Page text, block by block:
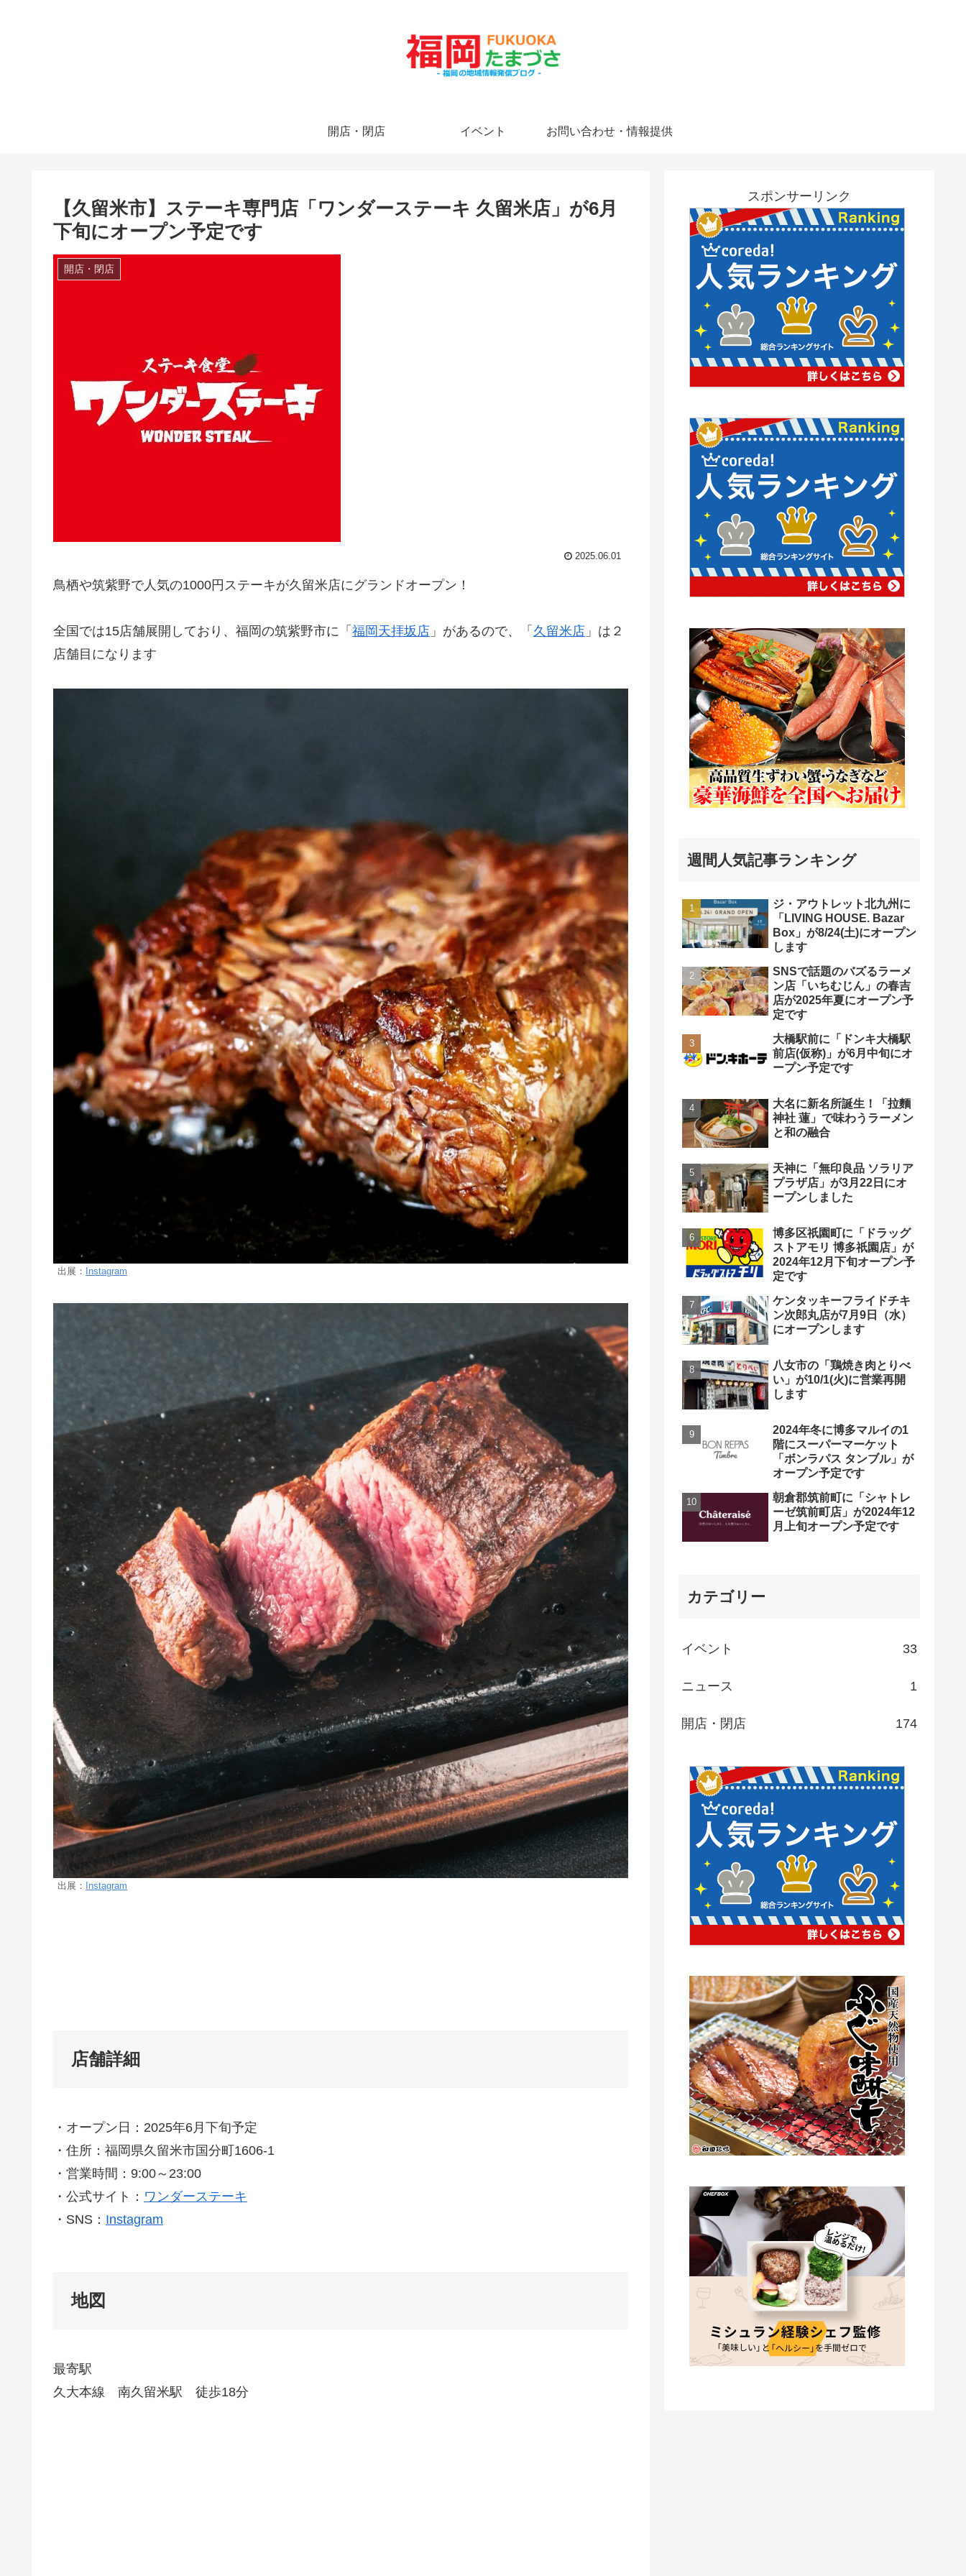
開店・閉店 イベント お問い合わせ・情報提供
【久留米市】ステーキ専門店「ワンダーステーキ 久留米店」が6月
下旬にオープン予定です
開店・閉店
2025.06.01
鳥栖や筑紫野で人気の1000円ステーキが久留米店にグランドオープン！
全国では15店舗展開しており、福岡の筑紫野市に「 福岡天拝坂店 」があるので、「 久留米店 」は２
店舗目になります
出展： Instagram
出展： Instagram
店舗詳細
・オープン日：2025年6月下旬予定
・住所：福岡県久留米市国分町1606-1
・営業時間：9:00～23:00
・公式サイト： ワンダーステーキ
・SNS： Instagram
地図
最寄駅
久大本線 南久留米駅 徒歩18分
スポンサーリンク
週間人気記事ランキング
ジ・アウトレット北九州に
「LIVING HOUSE. Bazar
Box」が8/24(土)にオープン
します
SNSで話題のバズるラーメ
ン店「いちむじん」の春吉
店が2025年夏にオープン予
定です
大橋駅前に「ドンキ大橋駅
前店(仮称)」が6月中旬にオ
ープン予定です
大名に新名所誕生！「拉麵
神社 蓮」で味わうラーメン
と和の融合
天神に「無印良品 ソラリア
プラザ店」が3月22日にオ
ープンしました
博多区祇園町に「ドラッグ
ストアモリ 博多祇園店」が
2024年12月下旬オープン予
定です
ケンタッキーフライドチキ
ン次郎丸店が7月9日（水）
にオープンします
八女市の「鶏焼き肉とりべ
い」が10/1(火)に営業再開
します
2024年冬に博多マルイの1
階にスーパーマーケット
「ボンラパス タンブル」が
オープン予定です
朝倉郡筑前町に「シャトレ
ーゼ筑前町店」が2024年12
月上旬オープン予定です
カテゴリー
イベント 33
ニュース 1
開店・閉店 174